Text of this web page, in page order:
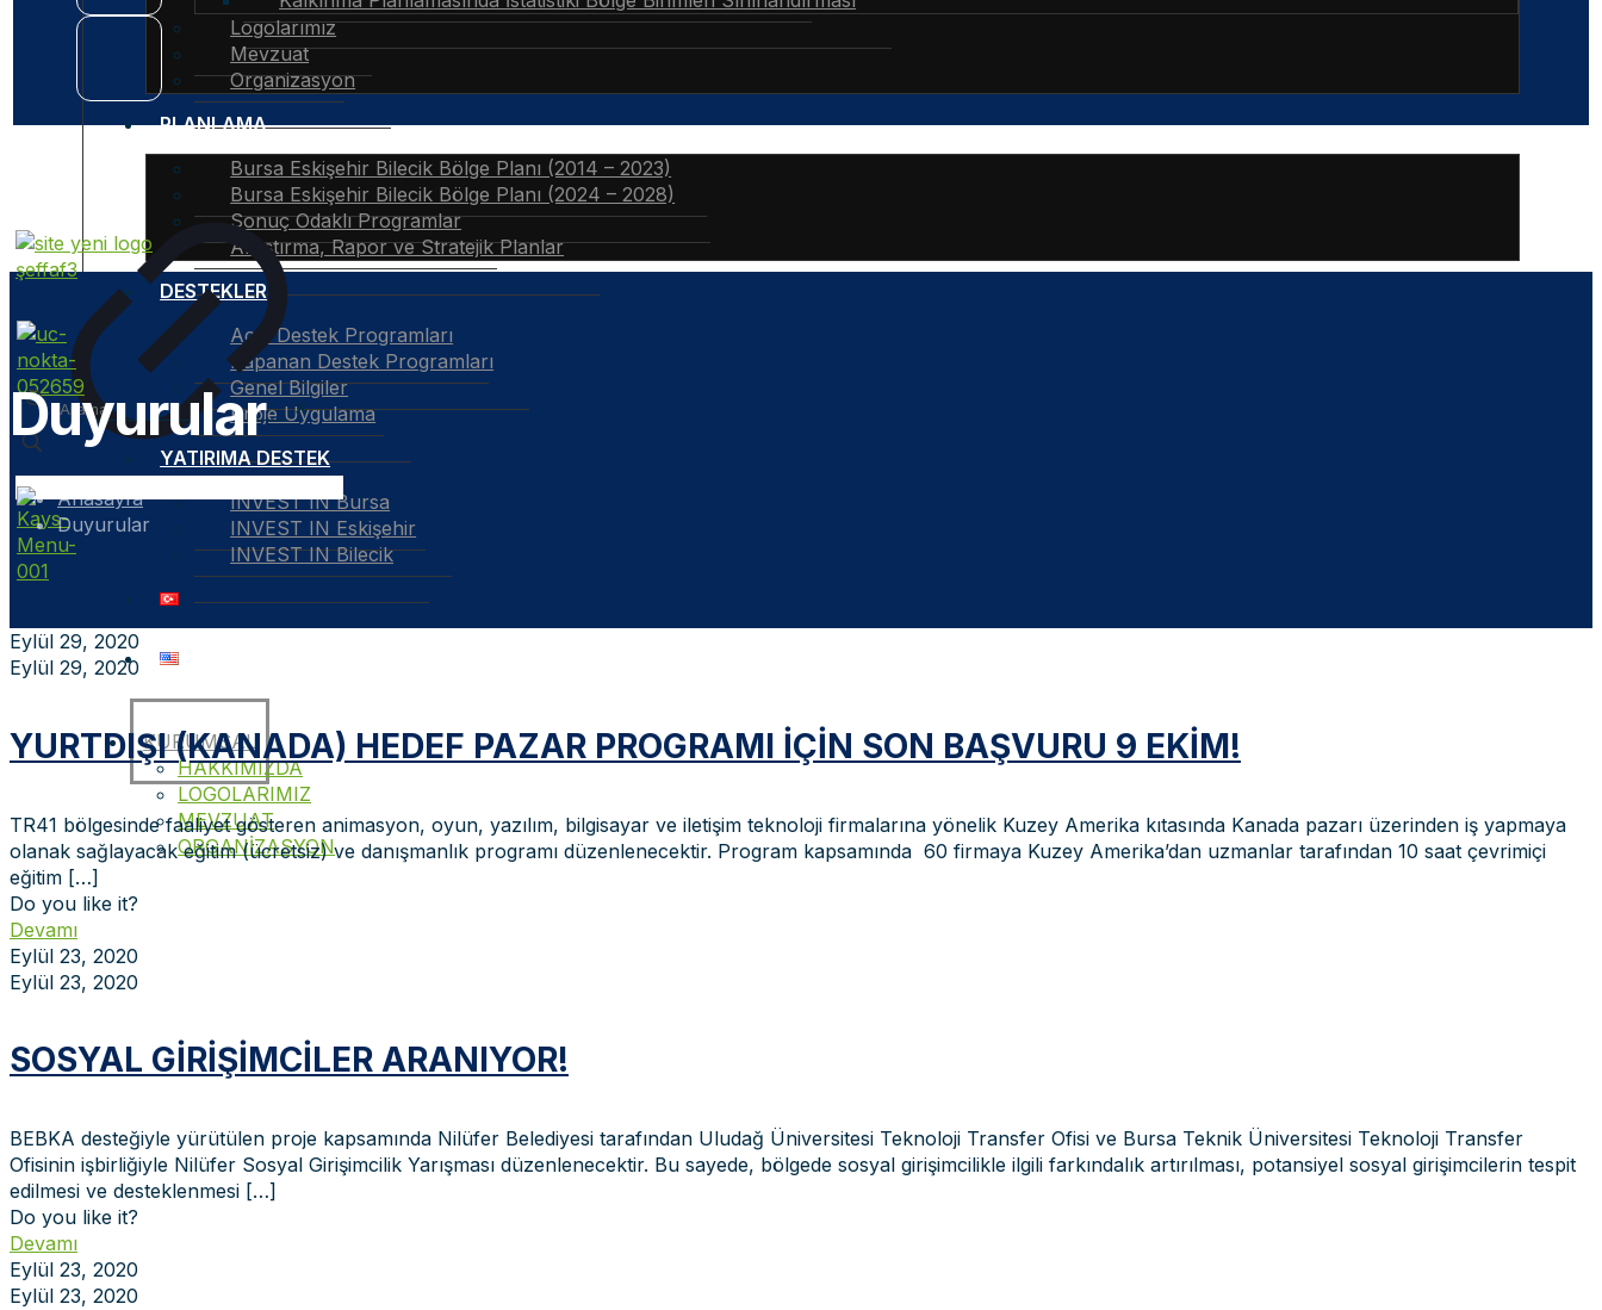
Logolarımız
Mevzuat
Organizasyon
PLANLAMA
Bursa Eskişehir Bilecik Bölge Planı (2014 – 2023)
Bursa Eskişehir Bilecik Bölge Planı (2024 – 2028)
Sonuç Odaklı Programlar
Araştırma, Rapor ve Stratejik Planlar
DESTEKLER
Açık Destek Programları
Kapanan Destek Programları
Genel Bilgiler
Proje Uygulama
YATIRIMA DESTEK
INVEST IN Bursa
INVEST IN Eskişehir
INVEST IN Bilecik
KURUMSAL
HAKKIMIZDA
LOGOLARIMIZ
MEVZUAT
ORGANİZASYON
✕
Duyurular
Anasayfa
Duyurular
Eylül 29, 2020
Eylül 29, 2020
YURTDIŞI (KANADA) HEDEF PAZAR PROGRAMI IÇIN SON BAŞVURU 9 EKIM!
TR41 bölgesinde faaliyet gösteren animasyon, oyun, yazılım, bilgisayar ve iletişim teknoloji firmalarına yönelik Kuzey Amerika kıtasında Kanada pazarı üzerinden iş yapmaya
olanak sağlayacak eğitim (ücretsiz) ve danışmanlık programı düzenlenecektir. Program kapsamında 60 firmaya Kuzey Amerika’dan uzmanlar tarafından 10 saat çevrimiçi
eğitim […]
Do you like it?
Devamı
Eylül 23, 2020
Eylül 23, 2020
SOSYAL GIRIŞIMCILER ARANIYOR!
BEBKA desteğiyle yürütülen proje kapsamında Nilüfer Belediyesi tarafından Uludağ Üniversitesi Teknoloji Transfer Ofisi ve Bursa Teknik Üniversitesi Teknoloji Transfer
Ofisinin işbirliğiyle Nilüfer Sosyal Girişimcilik Yarışması düzenlenecektir. Bu sayede, bölgede sosyal girişimcilikle ilgili farkındalık artırılması, potansiyel sosyal girişimcilerin tespit
edilmesi ve desteklenmesi […]
Do you like it?
Devamı
Eylül 23, 2020
Eylül 23, 2020